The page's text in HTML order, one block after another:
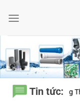
qua
Tin tức:
Vì Chỉ Giá Thành?